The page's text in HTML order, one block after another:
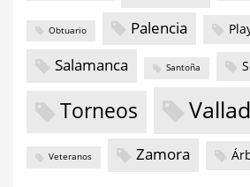
Obtuario Palencia
Salamanca Santoña
Torneos
Veteranos Zamora